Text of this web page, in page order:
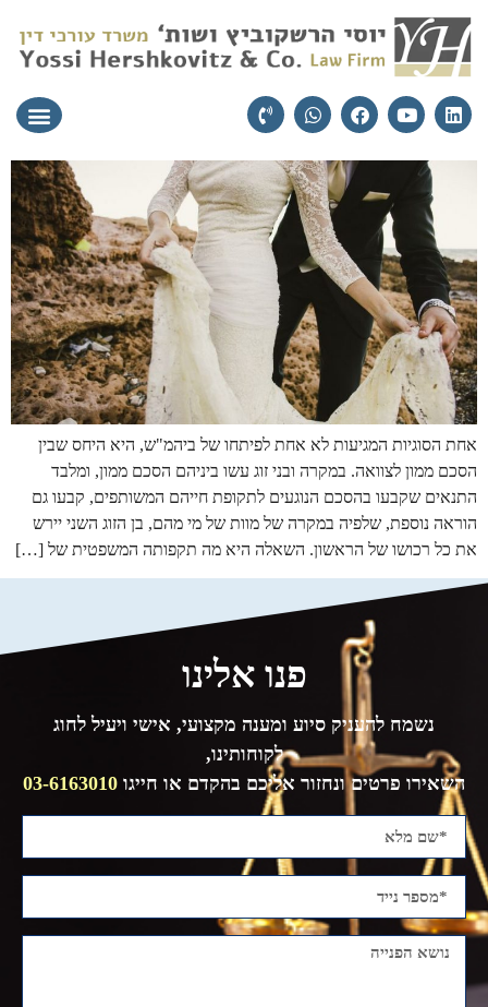
אחת הסוגיות המגיעות לא אחת לפיתחו של ביהמ"ש, היא היחס שבין
הסכם ממון לצוואה. במקרה ובני זוג עשו ביניהם הסכם ממון, ומלבד
התנאים שקבעו בהסכם הנוגעים לתקופת חייהם המשותפים, קבעו גם
הוראה נוספת, שלפיה במקרה של מוות של מי מהם, בן הזוג השני יירש
את כל רכושו של הראשון. השאלה היא מה תקפותה המשפטית של […]
פנו אלינו
נשמח להעניק סיוע ומענה מקצועי, אישי ויעיל לחוג
לקוחותינו,
השאירו פרטים ונחזור אליכם בהקדם או חייגו 03-6163010